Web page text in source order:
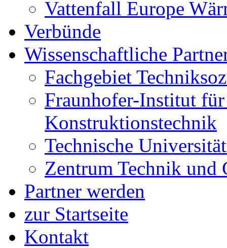
Vattenfall Europe
Verbünde
Wissenschaftliche
Fachgebiet
Fraunhofer-Institut
Konstruktionstechnik
Technische
Zentrum Technik und
Partner werden
zur Startseite
Kontakt